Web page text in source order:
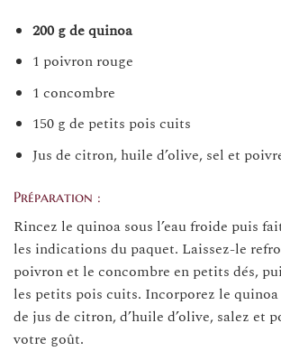
200 g de quinoa
1 poivron rouge
1 concombre
150 g de petits pois cuits
Jus de citron, huile d’olive, sel et
Préparation :
Rincez le quinoa sous l’eau froide puis
les indications du paquet. Laissez-le
poivron et le concombre en petits dés,
les petits pois cuits. Incorporez le
de jus de citron, d’huile d’olive, salez et
votre goût.